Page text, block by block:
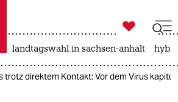
taz zahl ich
zahl ich

taz zahl ich
landtagswahl in sachsen-anhalt
trotz direktem Kontakt: Vor dem Virus